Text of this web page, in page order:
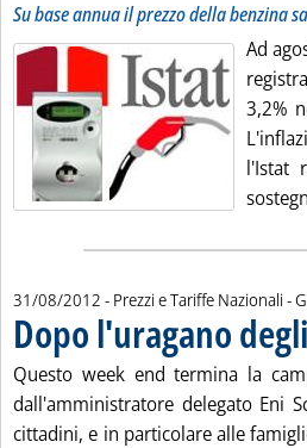
Su base annua il prezzo della benzina
Ad
3,2%
l'Istat
31/08/2012 - Prezzi e Tariffe Nazionali -
Dopo l'uragano
Questo week end termina la
dall'amministratore delegato Eni
cittadini, e in particolare alle